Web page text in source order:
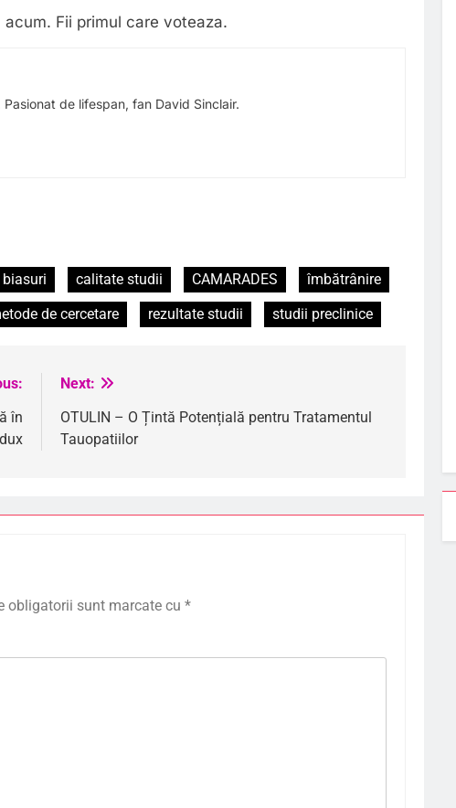
Fii primul care voteaza.
de lifespan, fan David Sinclair.
biasuri calitate studii CAMARADES
îmbătrânire
de cercetare rezultate studii studii preclinice
în
Next:
OTULIN – O Țintă Potențială pentru Tratamentul
Tauopatiilor
obligatorii sunt marcate cu *